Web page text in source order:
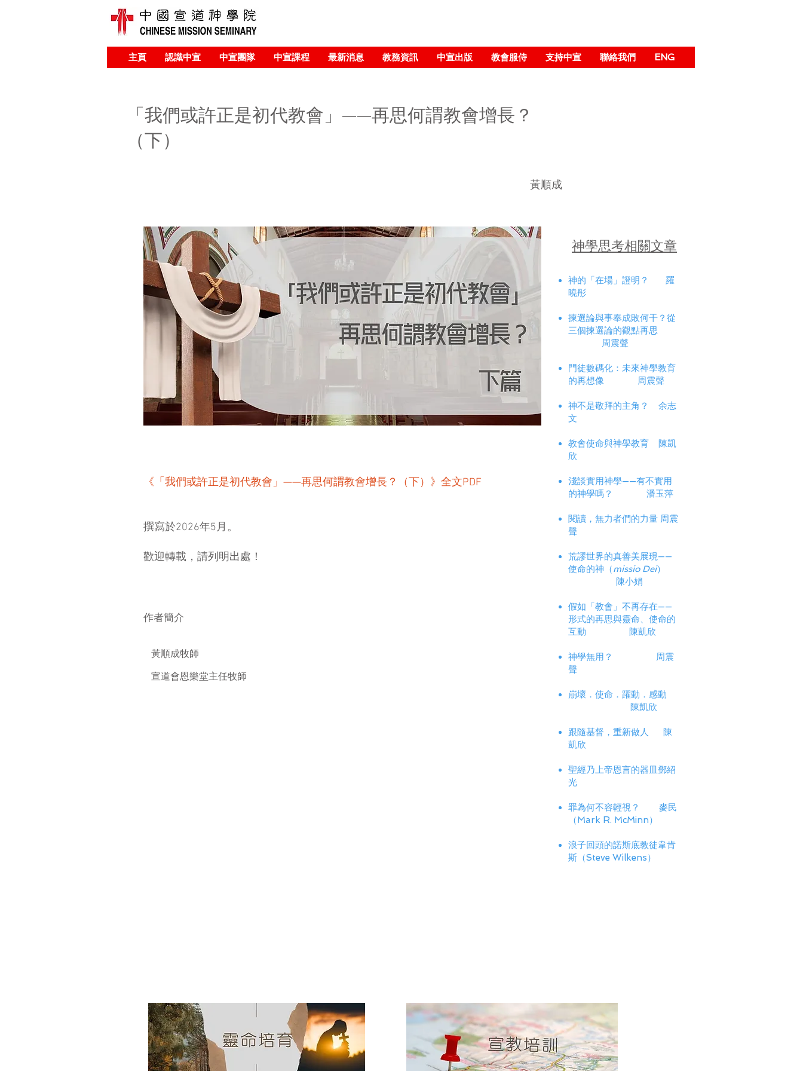
主頁 認識中宣 中宣團隊 中宣課程 最新消息 教務資訊 中宣出版 教會服侍 支持中宣 聯絡我們 ENG
「我們或許正是初代教會」——再思何謂教會增長？
（下）
黃順成
《「我們或許正是初代教會」——再思何謂教會增長？（下）》全文PDF
撰寫於2026年5月。
​歡迎轉載，請列明出處！
​作者簡介
黃順成牧師
宣道會恩樂堂主任牧師
神學思考相關文章
神的「在場」證明？
羅
曉彤
揀選論與事奉成敗何干？從
三個揀選論的觀點再思
周震聲
門徒數碼化：未來神學教育
的再想像 周震聲
神不是敬拜的主角？ 余志
文
教會使命與神學教育 陳凱
欣
淺談實用神學——有不實用
的神學嗎？ 潘玉萍
閱讀，無力者們的力量 周震
聲
荒謬世界的真善美展現——
使命的神（missio Dei）
陳小娟
假如「教會」不再存在——
形式的再思與靈命、使命的
互動 陳凱欣
神學無用？ 周震
聲
崩壞．使命．躍動．感動
陳凱欣
跟隨基督，重新做人 陳
凱欣
聖經乃上帝恩言的器皿鄧紹
光
罪為何不容輕視？ 麥民
（Mark R. McMinn）
浪子回頭的諾斯底教徒韋肯
斯（Steve Wilkens）